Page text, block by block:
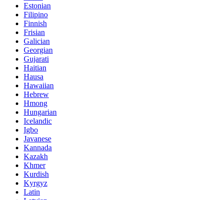
Estonian
Filipino
Finnish
Frisian
Galician
Georgian
Gujarati
Haitian
Hausa
Hawaiian
Hebrew
Hmong
Hungarian
Icelandic
Igbo
Javanese
Kannada
Kazakh
Khmer
Kurdish
Kyrgyz
Latin